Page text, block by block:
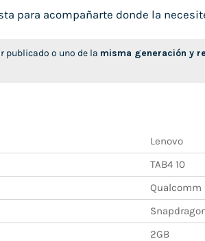
para acompañarte donde la
publicado o uno de la misma generación y
Lenovo
TAB4 10
Qualcomm
2GB